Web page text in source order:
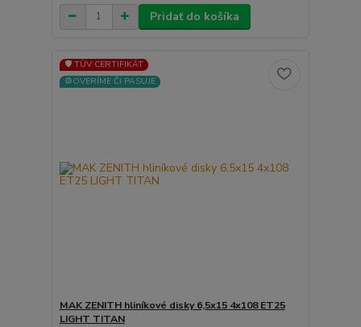
Pridať do košíka
🛡️ TÜV CERTIFIKÁT
⚙️OVERÍME ČI PASUJE
MAK ZENITH hliníkové disky 6,5x15 4x108 ET25
LIGHT TITAN